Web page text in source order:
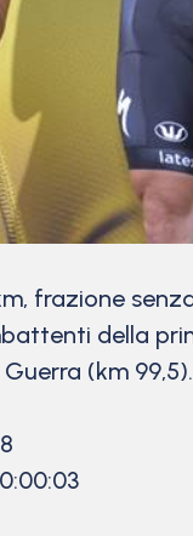
frazione
della
(km 99,5).